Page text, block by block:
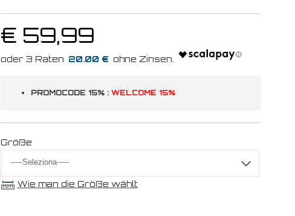
€ 59,99
20.00 €
PROMOCODE 15% : WELCOME 15%
Größe
Wie man die Größe wählt